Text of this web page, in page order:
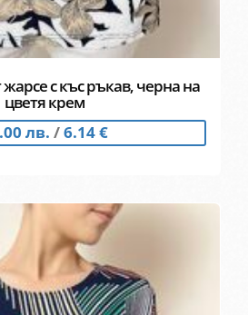
с къс ръкав, черна на
цветя крем
лв. /6.14 €